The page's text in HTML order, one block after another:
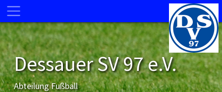
Dessauer SV 97 e.V.
Abteilung Fußball